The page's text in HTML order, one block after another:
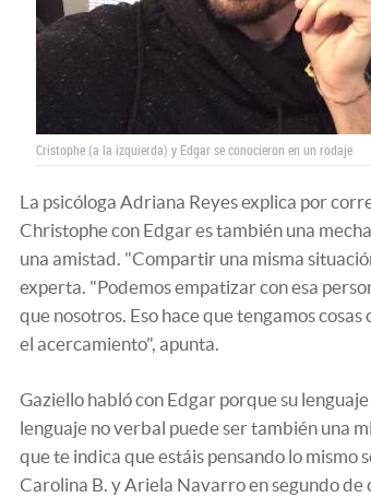
Cristophe (a la izquierda) y Edgar se conocieron en un rodaje
La psicóloga Adriana Reyes explica por
Christophe con Edgar es también una
una amistad. "Compartir una misma
experta. "Podemos empatizar con esa
que nosotros. Eso hace que tengamos
el acercamiento", apunta.
Gaziello habló con Edgar porque su
lenguaje no verbal puede ser también una
que te indica que estáis pensando lo mismo
Carolina B. y Ariela Navarro en segundo de